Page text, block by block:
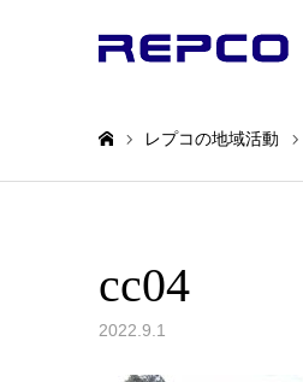
レプコの地域活動
cc04
2022.9.1